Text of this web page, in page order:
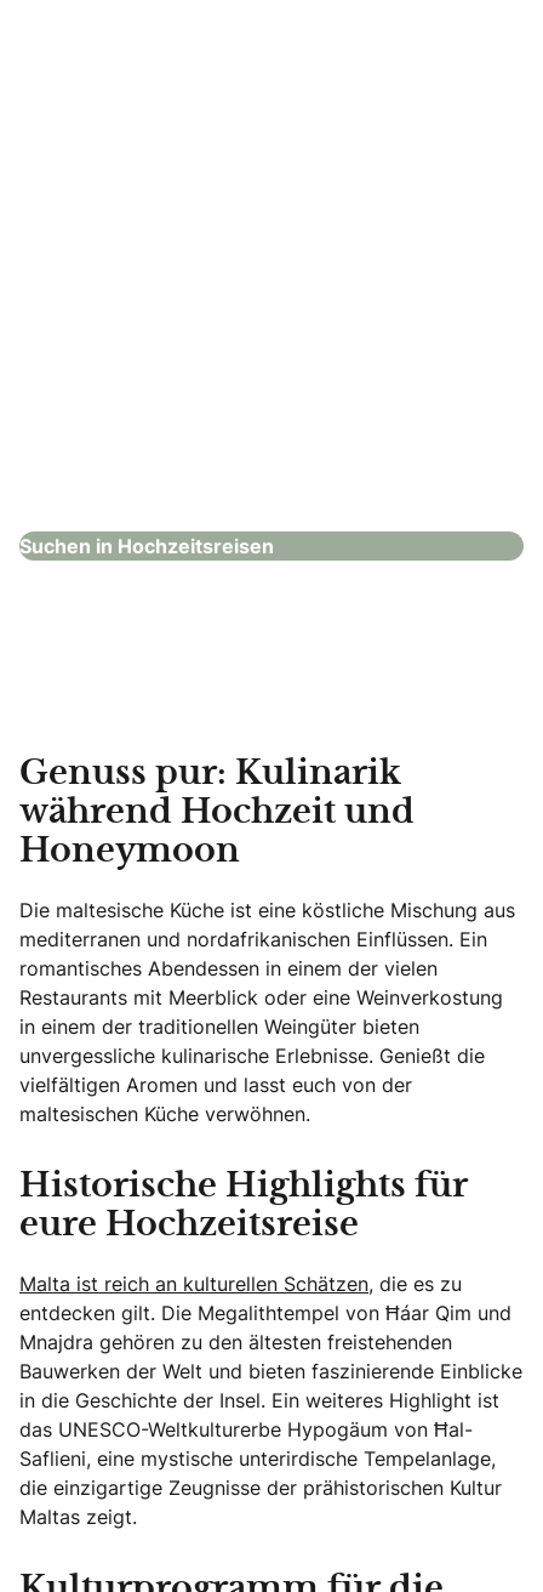
Suchen in Hochzeitsreisen
Genuss pur: Kulinarik
während Hochzeit und
Honeymoon
Die maltesische Küche ist eine köstliche Mischung aus
mediterranen und nordafrikanischen Einflüssen. Ein
romantisches Abendessen in einem der vielen
Restaurants mit Meerblick oder eine Weinverkostung
in einem der traditionellen Weingüter bieten
unvergessliche kulinarische Erlebnisse. Genießt die
vielfältigen Aromen und lasst euch von der
maltesischen Küche verwöhnen.
Historische Highlights für
eure Hochzeitsreise
Malta ist reich an kulturellen Schätzen, die es zu
entdecken gilt. Die Megalithtempel von Ħaġar Qim und
Mnajdra gehören zu den ältesten freistehenden
Bauwerken der Welt und bieten faszinierende Einblicke
in die Geschichte der Insel. Ein weiteres Highlight ist
das UNESCO-Weltkulturerbe Hypogäum von Ħal-
Saflieni, eine mystische unterirdische Tempelanlage,
die einzigartige Zeugnisse der prähistorischen Kultur
Maltas zeigt.